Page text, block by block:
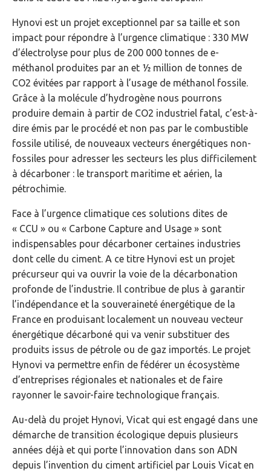
Hynovi est un projet exceptionnel par sa taille et son
impact pour répondre à l’urgence climatique : 330 MW
d’électrolyse pour plus de 200 000 tonnes de e-
méthanol produites par an et ½ million de tonnes de
CO2 évitées par rapport à l’usage de méthanol fossile.
Grâce à la molécule d’hydrogène nous pourrons
produire demain à partir de CO2 industriel fatal, c’est-à-
dire émis par le procédé et non pas par le combustible
fossile utilisé, de nouveaux vecteurs énergétiques non-
fossiles pour adresser les secteurs les plus difficilement
à décarboner : le transport maritime et aérien, la
pétrochimie.
Face à l’urgence climatique ces solutions dites de
« CCU » ou « Carbone Capture and Usage » sont
indispensables pour décarboner certaines industries
dont celle du ciment. A ce titre Hynovi est un projet
précurseur qui va ouvrir la voie de la décarbonation
profonde de l’industrie. Il contribue de plus à garantir
l’indépendance et la souveraineté énergétique de la
France en produisant localement un nouveau vecteur
énergétique décarboné qui va venir substituer des
produits issus de pétrole ou de gaz importés. Le projet
Hynovi va permettre enfin de fédérer un écosystème
d’entreprises régionales et nationales et de faire
rayonner le savoir-faire technologique français.
Au-delà du projet Hynovi, Vicat qui est engagé dans une
démarche de transition écologique depuis plusieurs
années déjà et qui porte l’innovation dans son ADN
depuis l’invention du ciment artificiel par Louis Vicat en